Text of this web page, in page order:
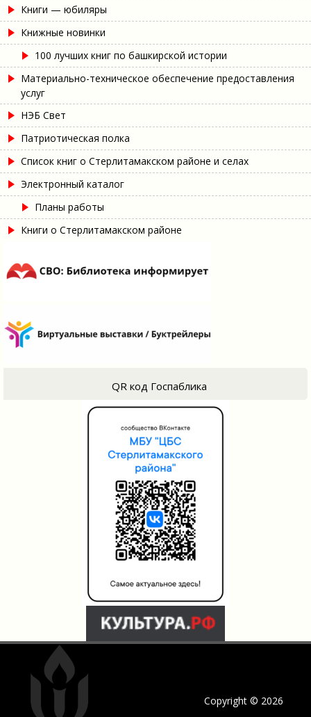
Книги — юбиляры
Книжные новинки
100 лучших книг по башкирской истории
Материально-техническое обеспечение предоставления
услуг
НЭБ Свет
Патриотическая полка
Список книг о Стерлитамакском районе и селах
Электронный каталог
Планы работы
Книги о Стерлитамакском районе
QR код Госпаблика
Copyright © 2026